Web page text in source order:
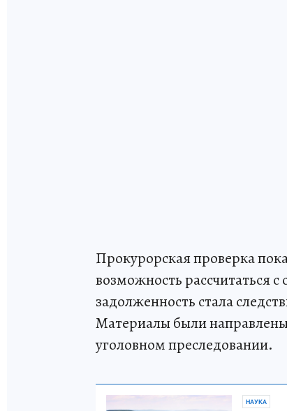
Прокурорская проверка
возможность рассчитаться
задолженность стала
Материалы были
уголовном преследовании.
НАУКА